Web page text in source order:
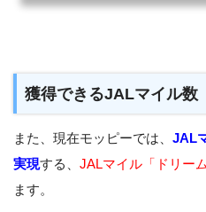
獲得できるJALマイル数
また、現在モッピーでは、 JAL
実現する、 JALマイル「ドリー
ます。